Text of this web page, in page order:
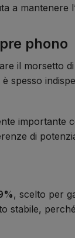
a
phono
il morsetto
spesso
importante
di
, scelto per
stabile,